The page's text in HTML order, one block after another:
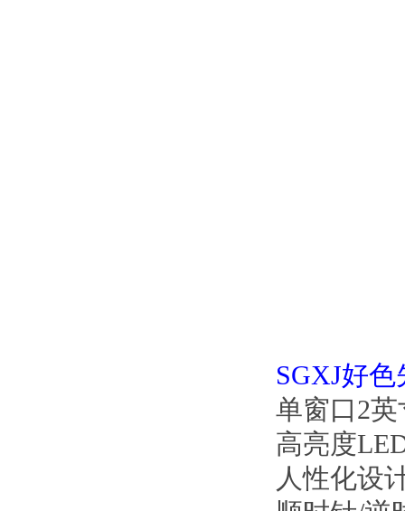
SGXJ好
单窗口2英
高亮度LED
人性化设计